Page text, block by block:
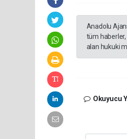
Anadolu
tüm
alan hukuki
Okuyucu